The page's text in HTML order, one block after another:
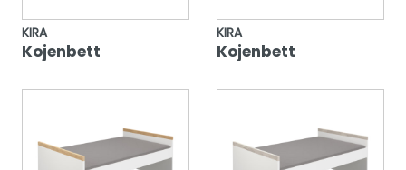
KIRA
Kojenbett
KIRA
Kojenbett